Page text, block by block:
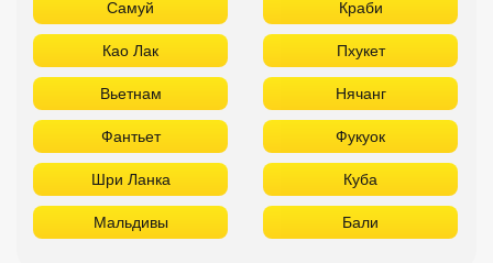
Самуй Краби
Као Лак Пхукет
Вьетнам Нячанг
Фантьет Фукуок
Шри Ланка Куба
Мальдивы Бали